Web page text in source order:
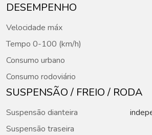
DESEMPENHO
Velocidade máx
Tempo 0-100 (km/h)
Consumo urbano
Consumo rodoviário
SUSPENSÃO / FREIO / RODA
Suspensão dianteira
Suspensão traseira